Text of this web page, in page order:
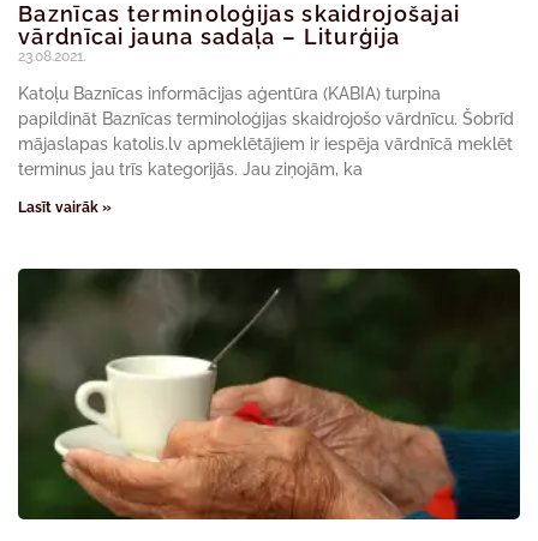
Baznīcas terminoloģijas skaidrojošajai
vārdnīcai jauna sadaļa – Liturģija
23.08.2021.
Katoļu Baznīcas informācijas aģentūra (KABIA) turpina
papildināt Baznīcas terminoloģijas skaidrojošo vārdnīcu. Šobrīd
mājaslapas katolis.lv apmeklētājiem ir iespēja vārdnīcā meklēt
terminus jau trīs kategorijās. Jau ziņojām, ka
Lasīt vairāk »